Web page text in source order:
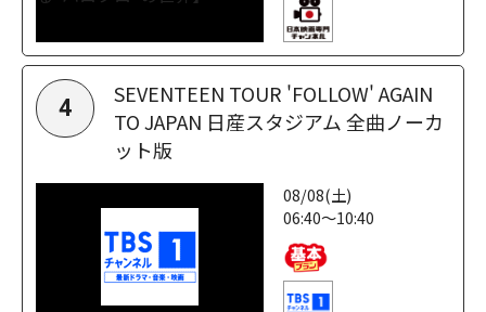
4
SEVENTEEN TOUR 'FOLLOW' AGAIN
TO JAPAN 日産スタジアム 全曲ノーカ
ット版
08/08(土)
06:40～10:40